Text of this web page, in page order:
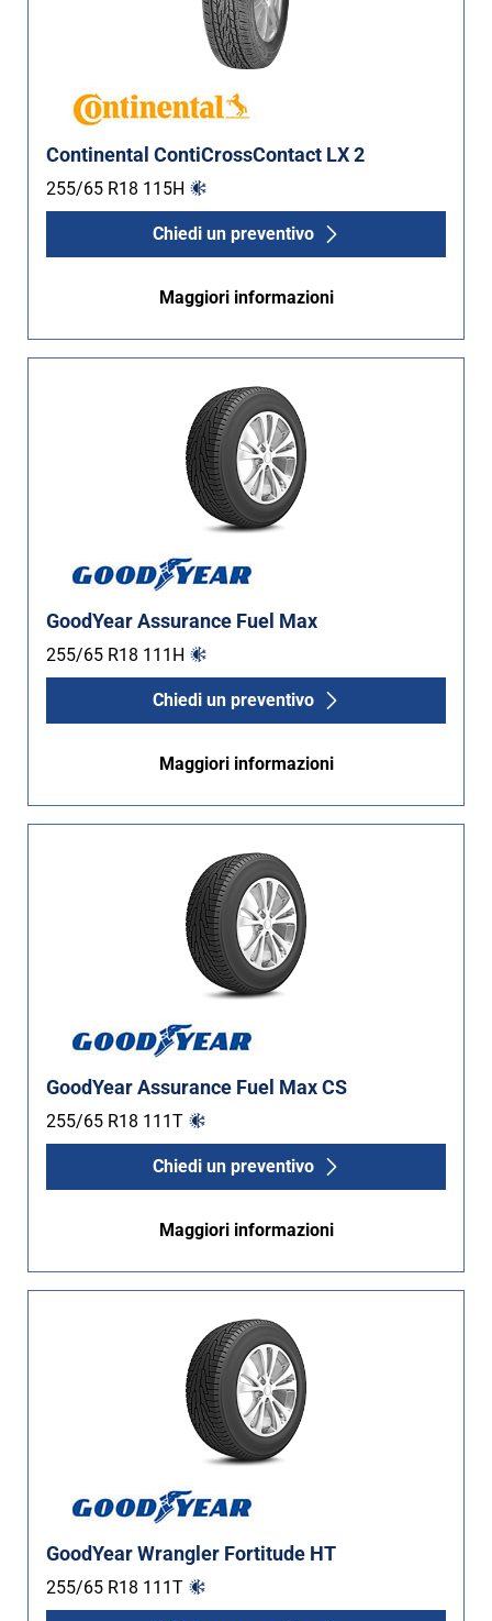
Continental ContiCrossContact LX 2
255/65 R18 115H
Chiedi un preventivo
Maggiori informazioni
GoodYear Assurance Fuel Max
255/65 R18 111 H
Chiedi un preventivo
Maggiori informazioni
GoodYear Assurance Fuel Max CS
255/65 R18 111T
Chiedi un preventivo
Maggiori informazioni
GoodYear Wrangler Fortitude HT
255/65 R18 111T